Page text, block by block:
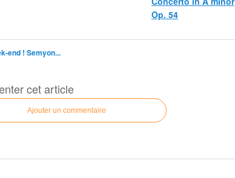
Op. 54
end ! Semyon...
cet article
Ajouter un commentaire